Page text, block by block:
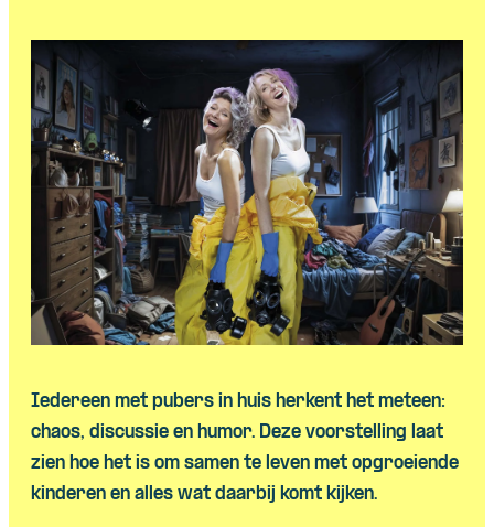
Skip navigatie
Iedereen met pubers in huis herkent het meteen:
chaos, discussie en humor. Deze voorstelling laat
zien hoe het is om samen te leven met opgroeiende
kinderen en alles wat daarbij komt kijken.